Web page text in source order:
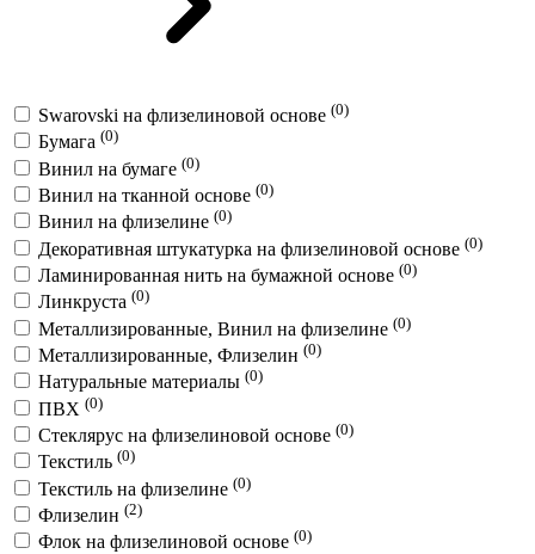
Swarovski на флизелиновой основе (0)
Бумага (0)
Винил на бумаге (0)
Винил на тканной основе (0)
Винил на флизелине (0)
Декоративная штукатурка на флизелиновой основе (0)
Ламинированная нить на бумажной основе (0)
Линкруста (0)
Металлизированные, Винил на флизелине (0)
Металлизированные, Флизелин (0)
Натуральные материалы (0)
ПВХ (0)
Стеклярус на флизелиновой основе (0)
Текстиль (0)
Текстиль на флизелине (0)
Флизелин (2)
Флок на флизелиновой основе (0)